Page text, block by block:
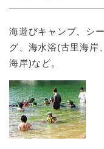
海遊びキャンプ、シ
グ、海水浴(古里海岸
海岸)など。